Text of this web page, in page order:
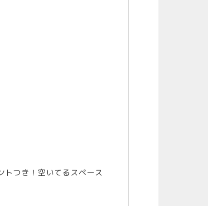
つき！空いてるスペース